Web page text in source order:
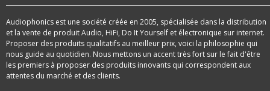
Audiophonics est une société créée en 2005, spécialisée dans la distribution
et la vente de produit Audio, HiFi, Do It Yourself et électronique sur internet.
Proposer des produits qualitatifs au meilleur prix, voici la philosophie qui
nous guide au quotidien. Nous mettons un accent très fort sur le fait d'être
les premiers à proposer des produits innovants qui correspondent aux
attentes du marché et des clients.